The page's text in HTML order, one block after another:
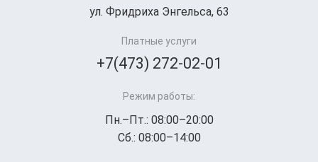
ул. Фридриха Энгельса, 63
Платные услуги
+7(473) 272-02-01
Режим работы:
Пн.–Пт.: 08:00–20:00
Сб.: 08:00–14:00